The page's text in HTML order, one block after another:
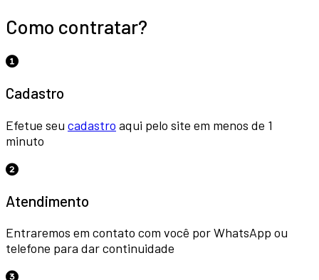
Como contratar?
Cadastro
Efetue seu cadastro aqui pelo site em menos de 1
minuto
Atendimento
Entraremos em contato com você por WhatsApp ou
telefone para dar continuidade